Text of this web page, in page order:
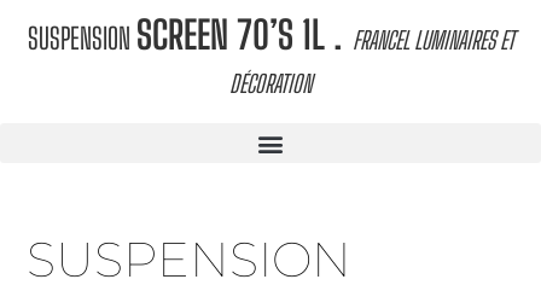
SUSPENSION SCREEN 70’S 1L . FRANCEL LUMINAIRES ET
DÉCORATION
SUSPENSION